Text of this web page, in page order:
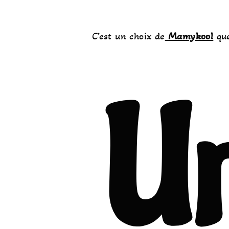
C’est un choix de Mamykool